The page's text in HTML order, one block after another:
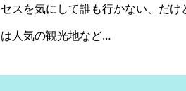
セスを気にして誰も行かない、だけ
は人気の観光地など…